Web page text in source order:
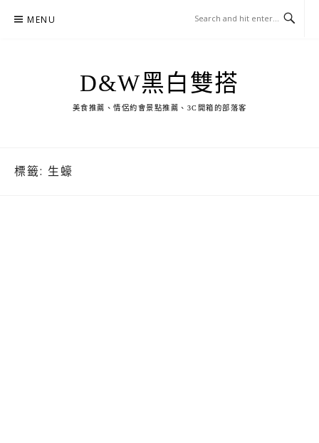
MENU
D&W黑白雙搭
美食推薦、情侶約會景點推薦、3C開箱的部落客
標籤: 生蠔